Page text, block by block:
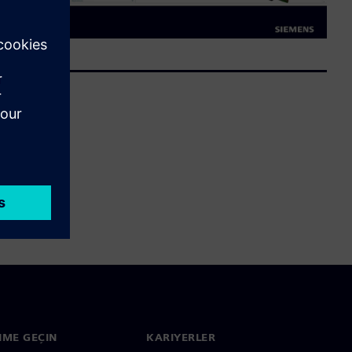
GEÇIN KARIYERLER